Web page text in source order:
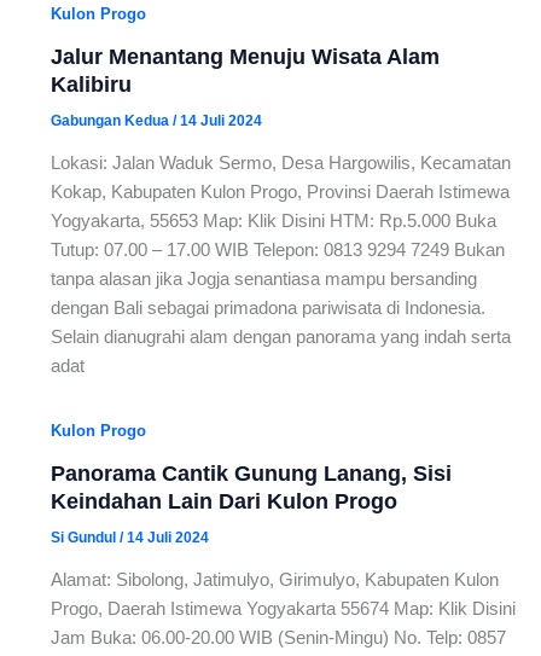
Kulon Progo
Jalur Menantang Menuju Wisata Alam
Kalibiru
Gabungan Kedua /14 Juli 2024
Lokasi: Jalan Waduk Sermo, Desa Hargowilis, Kecamatan
Kokap, Kabupaten Kulon Progo, Provinsi Daerah Istimewa
Yogyakarta, 55653 Map: Klik Disini HTM: Rp.5.000 Buka
Tutup: 07.00 – 17.00 WIB Telepon: 0813 9294 7249 Bukan
tanpa alasan jika Jogja senantiasa mampu bersanding
dengan Bali sebagai primadona pariwisata di Indonesia.
Selain dianugrahi alam dengan panorama yang indah serta
adat
Kulon Progo
Panorama Cantik Gunung Lanang, Sisi
Keindahan Lain Dari Kulon Progo
Si Gundul /14 Juli 2024
Alamat: Sibolong, Jatimulyo, Girimulyo, Kabupaten Kulon
Progo, Daerah Istimewa Yogyakarta 55674 Map: Klik Disini
Jam Buka: 06.00-20.00 WIB (Senin-Mingu) No. Telp: 0857